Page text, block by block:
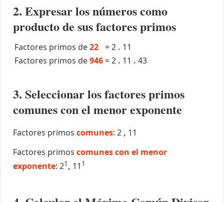
2. Expresar los números como
producto de sus factores primos
Factores primos de22 =2 . 11
Factores primos de946 =2 . 11 . 43
3. Seleccionar los factores primos
comunes con el menor exponente
Factores primos comunes: 2 , 11
Factores primos comunes con el menor
exponente: 21 , 11 1